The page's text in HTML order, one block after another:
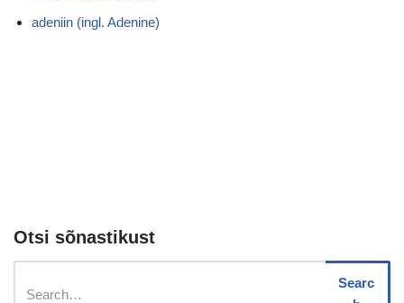
adeniin (ingl. Adenine)
Otsi sõnastikust
Searc